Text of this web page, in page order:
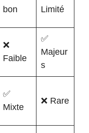
bon
Limité
❌
Faible
✅
Majeur
s
✅
Mixte
❌ Rare